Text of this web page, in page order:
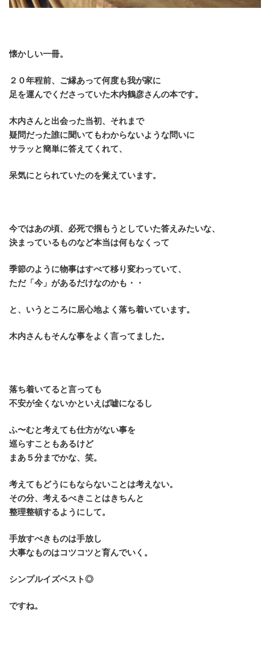
懐かしい一冊。
２０年程前、ご縁あって何度も我が家に
足を運んでくださっていた木内鶴彦さんの本です。
木内さんと出会った当初、それまで
疑問だった誰に聞いてもわからないような問いに
サラッと簡単に答えてくれて、
呆気にとられていたのを覚えています。
今ではあの頃、必死で掴もうとしていた答えみたいな、
決まっているものなど本当は何もなくって
季節のように物事はすべて移り変わっていて、
ただ「今」があるだけなのかも・・
と、いうところに居心地よく落ち着いています。
木内さんもそんな事をよく言ってました。
落ち着いてると言っても
不安が全くないかといえば嘘になるし
ふ〜むと考えても仕方がない事を
巡らすこともあるけど
まあ５分までかな、笑。
考えてもどうにもならないことは考えない。
その分、考えるべきことはきちんと
整理整頓するようにして。
手放すべきものは手放し
大事なものはコツコツと育んでいく。
シンプルイズベスト◎
ですね。